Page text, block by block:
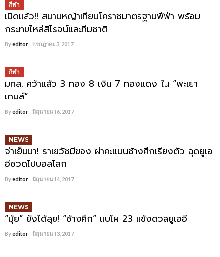
กีฬา
เปิดแล้ว!! สนามหญ้าเทียมโคราชมาตรฐานฟีฟ่า พร้อม
กระทบไหล่สิโรจน์และทีมชาติ
Byeditor กรกฎาคม 3, 2017
กีฬา
มทส. คว้าแล้ว 3 ทอง 8 เงิน 7 ทองแดง ใน “พะเยา
เกมส์”
Byeditor มิถุนายน 16, 2017
NEWS
จ่าเย็นมา! ราเยวัชมีของ ผ่าคะแนนช้างศึกเรียงตัว ฉุดยูเอ
อีชวดไปบอลโลก
Byeditor มิถุนายน 14, 2017
NEWS
“มุ้ย” ยังได้ลุย! “ช้างศึก” แบโผ 23 แข้งดวลยูเออี
Byeditor มิถุนายน 13, 2017